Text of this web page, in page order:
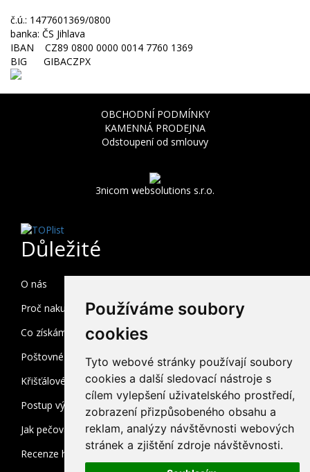
Používáme soubory
cookies
Tyto webové stránky používají soubory
cookies a další sledovací nástroje s
cílem vylepšení uživatelského prostředí,
zobrazení přizpůsobeného obsahu a
reklam, analýzy návštěvnosti webových
stránek a zjištění zdroje návštěvnosti.
č.ú.: 1477601369/0800
banka: ČS Jihlava
IBAN CZ89 0800 0000 0014 7760 1369
BIG GIBACZPX
OBCHODNÍ PODMÍNKY
KAMENNÁ PRODEJNA
Odstoupení od smlouvy
3nicom websolutions s.r.o.
Důležité
O nás
Proč nakupovat u nás
Co získám registrací
Poštovné a balné
Křišťálové sklo
Postup výroby
Jak pečovat o broušené sklo
Recenze heuréka